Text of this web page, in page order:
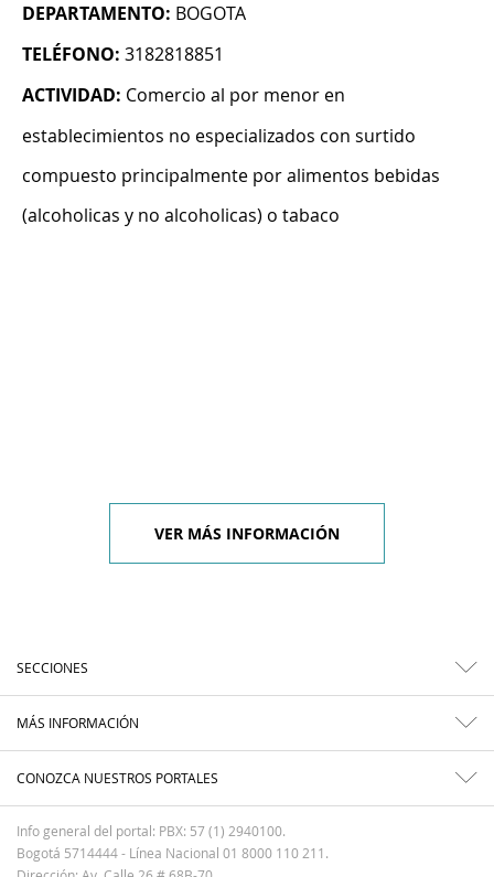
DEPARTAMENTO: BOGOTA
TELÉFONO: 3182818851
ACTIVIDAD: Comercio al por menor en
establecimientos no especializados con surtido
compuesto principalmente por alimentos bebidas
(alcoholicas y no alcoholicas) o tabaco
VER MÁS INFORMACIÓN
SECCIONES
MÁS INFORMACIÓN
CONOZCA NUESTROS PORTALES
Info general del portal: PBX: 57 (1) 2940100.
Bogotá 5714444 - Línea Nacional 01 8000 110 211.